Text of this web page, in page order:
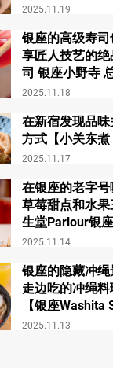
2025.11.19
2025.11.18
银座的高级寿
享匠人技艺的
司 银座小野寺
2025.11.17
在新宿发现品
方式【小关东煮
2025.11.14
在银座的老字
草莓甜点和水
生堂Parlour银
de Café】
2025.11.13
银座的隐藏冲
走边吃的冲绳
【银座Washita